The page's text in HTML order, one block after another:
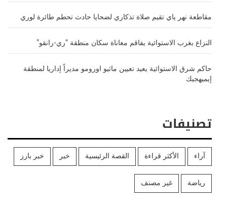
مقاطعة نهر ياي تقيم صلاة تذكاري لضحايا حادث تحطم طائرة لوري
النزاع بغرب الاستوائية يفاقم معاناة سكان منطقة “ري-رانقو”
حاكم شرق الاستوائية يعيد تعيين ماثيو اورومو مديراً إداريا لمنطقة
إيميهجيك
تصنيفات
آراء الأكثر قراءة القصة الرئيسية خبر خبر بارز
رياضة غير مصنف